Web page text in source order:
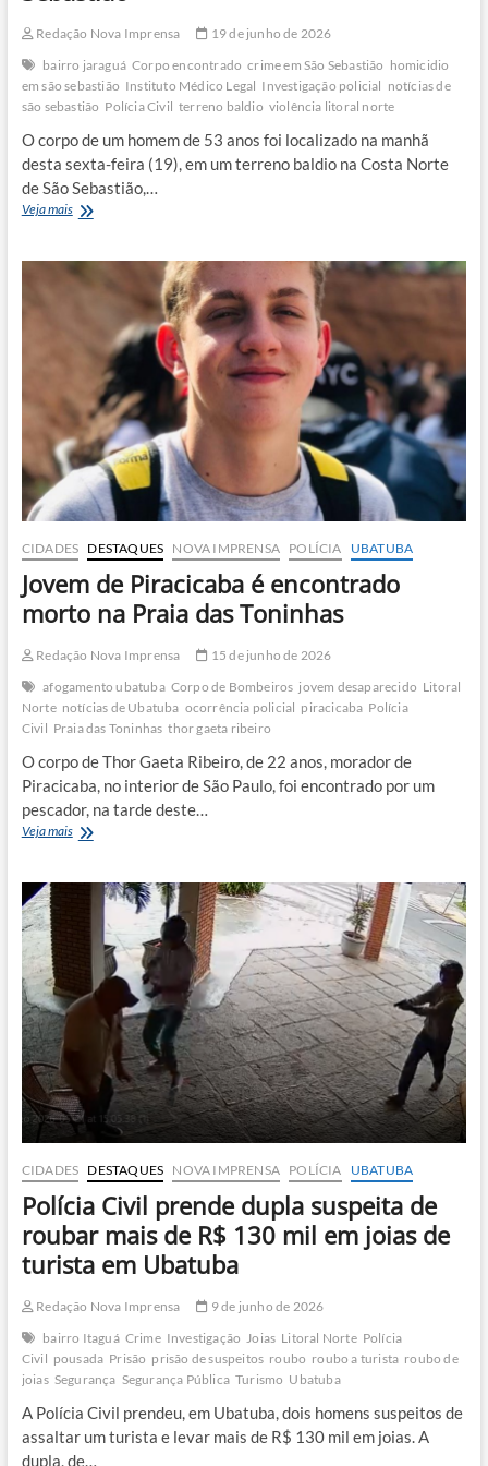
Redação Nova Imprensa
19 de junho de 2026
bairro jaraguá Corpo encontrado crime em São Sebastião homicidio
em são sebastião Instituto Médico Legal Investigação policial notícias de
são sebastião Polícia Civil terreno baldio violência litoral norte
O corpo de um homem de 53 anos foi localizado na manhã
desta sexta-feira (19), em um terreno baldio na Costa Norte
de São Sebastião,…
Veja maisHomem
com
violência
terreno
baldio
São
Sebastião
CIDADES DESTAQUES NOVA IMPRENSA POLÍCIA UBATUBA
Jovem de Piracicaba é encontrado
morto na Praia das Toninhas
Redação Nova Imprensa
15 de junho de 2026
afogamento ubatuba Corpo de Bombeiros jovem desaparecido Litoral
Norte notícias de Ubatuba ocorrência policial piracicaba Polícia
Civil Praia das Toninhas thor gaeta ribeiro
O corpo de Thor Gaeta Ribeiro, de 22 anos, morador de
Piracicaba, no interior de São Paulo, foi encontrado por um
pescador, na tarde deste…
Veja maisJovem
encontrado
Toninhas
CIDADES DESTAQUES NOVA IMPRENSA POLÍCIA UBATUBA
Polícia Civil prende dupla suspeita de
roubar mais de R$ 130 mil em joias de
turista em Ubatuba
Redação Nova Imprensa
9 de junho de 2026
bairro Itaguá Crime Investigação Joias Litoral Norte Polícia
Civil pousada Prisão prisão de suspeitos roubo roubo a turista roubo de
joias Segurança Segurança Pública Turismo Ubatuba
A Polícia Civil prendeu, em Ubatuba, dois homens suspeitos de
assaltar um turista e levar mais de R$ 130 mil em joias. A
dupla, de…